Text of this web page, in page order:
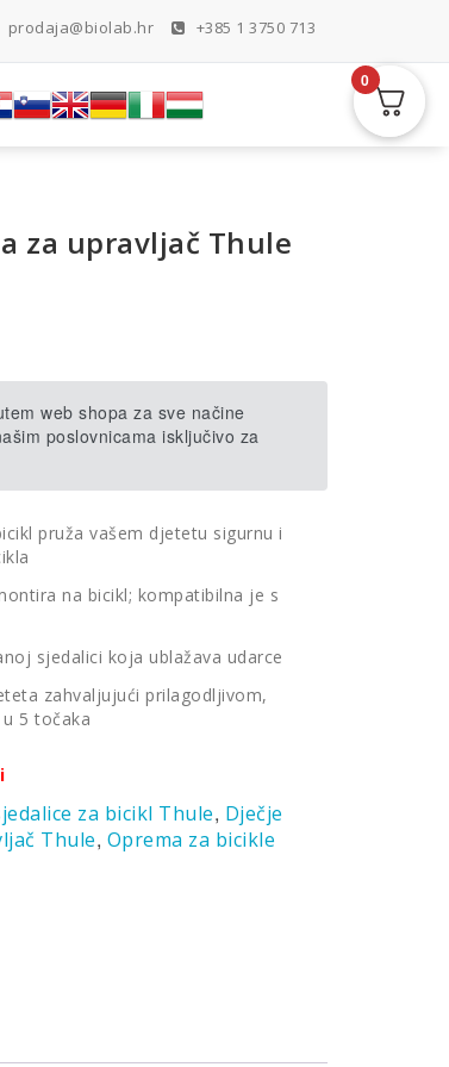
prodaja@biolab.hr +385 1 3750 713
za upravljač Thule
web shopa za sve načine
poslovnicama isključivo za
pruža vašem djetetu sigurnu i
na bicikl; kompatibilna je s
sjedalici koja ublažava udarce
zahvaljujući prilagodljivom,
5 točaka
za bicikl Thule, Dječje
Thule, Oprema za bicikle
0